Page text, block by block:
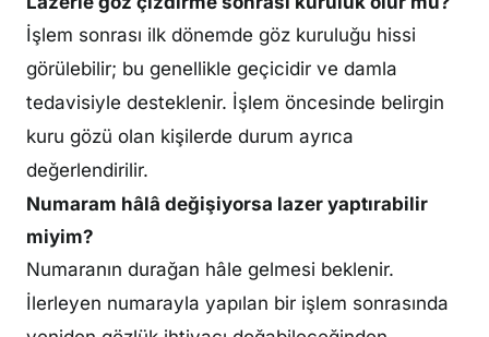
İşlem sonrası ilk dönemde göz kuruluğu hissi
görülebilir; bu genellikle geçicidir ve damla
tedavisiyle desteklenir. İşlem öncesinde belirgin
kuru gözü olan kişilerde durum ayrıca
değerlendirilir.
Numaram hâlâ değişiyorsa lazer yaptırabilir
miyim?
Numaranın durağan hâle gelmesi beklenir.
İlerleyen numarayla yapılan bir işlem sonrasında